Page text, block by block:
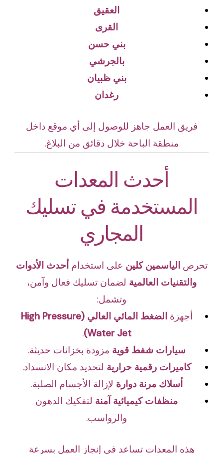
العقيق
القرى
بني حسن
بالجرشي
بني ظبيان
رغدان
فريق العمل جاهز للوصول إلى أي موقع داخل
منطقة الباحة خلال دقائق من البلاغ.
أحدث المعدات
المستخدمة في تسليك
المجاري
تحرصالياسمين كلين على استخدامأحدث الأدوات
والتقنيات العالمية لضمان تسليك فعال وآمن،
وتشمل:
أجهزة
الضغط المائي العالي (High Pressure
Water Jet)
.
سيارات شفط قوية مزودة بخزانات حديثة.
كاميرات رقمية حرارية لتحديد مكان الانسداد.
أسلاك مرنة دوارة لإزالة الأجسام الصلبة.
منظفات كيميائية آمنة لتفكيك الدهون
والرواسب.
هذه المعدات تساعد في إنجاز العمل بسرعة